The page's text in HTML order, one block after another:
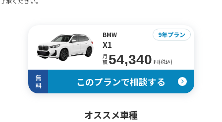
BMW
X1
月
額 54,340 円(税込)
9年プラン
無
料
このプランで相談する
オススメ車種